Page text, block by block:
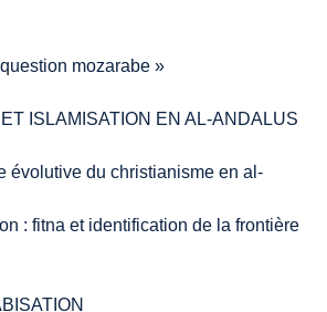
mozarabe »
ISLAMISATION EN AL-ANDALUS
évolutive du christianisme en al-
:fitna et identification de la frontière